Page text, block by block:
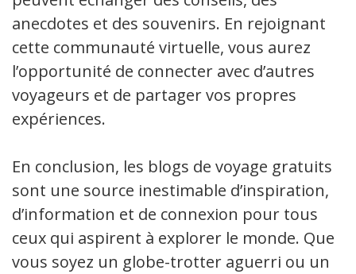
anecdotes et des souvenirs. En rejoignant
cette communauté virtuelle, vous aurez
l’opportunité de connecter avec d’autres
voyageurs et de partager vos propres
expériences.
En conclusion, les blogs de voyage gratuits
sont une source inestimable d’inspiration,
d’information et de connexion pour tous
ceux qui aspirent à explorer le monde. Que
vous soyez un globe-trotter aguerri ou un